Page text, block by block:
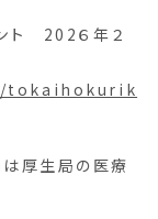
ト 202６年２
tokaihokurik
厚生局の医療